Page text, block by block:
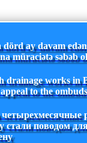
dörd ay davam
müraciətə səbəb
drainage works in
to the
стали поводом